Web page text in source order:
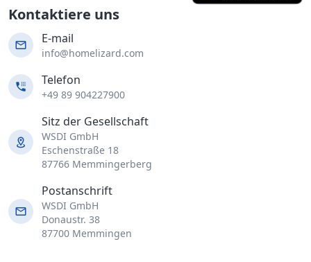
Kontaktiere uns
E-mail
info@homelizard.com
Telefon
+49 89 904227900
Sitz der Gesellschaft
WSDI GmbH
Eschenstraße 18
87766 Memmingerberg
Postanschrift
WSDI GmbH
Donaustr. 38
87700 Memmingen